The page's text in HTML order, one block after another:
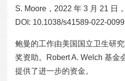
S. Moore，2022 年 3 月 21 日，
DOI: 10.1038/s41589-022-
鲍曼的工作由美国国立卫生研
奖资助。Robert A. Welch 基金
提供了进一步的资金。